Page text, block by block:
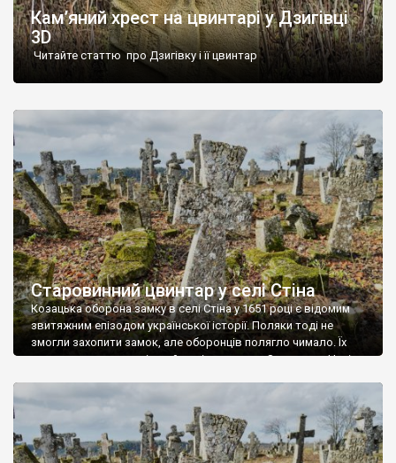
Кам’яний хрест на цвинтарі у Дзигівці
3D
Читайте статтю про Дзигівку і її цвинтар
Старовинний цвинтар у селі Стіна
Козацька оборона замку в селі Стіна у 1651 році є відомим
звитяжним епізодом української історії. Поляки тоді не
змогли захопити замок, але оборонців полягло чимало. Їх
поховали на цвинтарі, який тоді називався Замковим. Нині на
ньому чимало хрестів 19 століття, є такі, де епітафії стер […]